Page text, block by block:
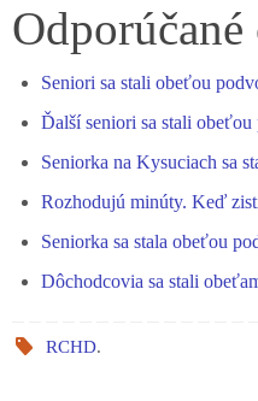
bo
ok
se
er
ts
pp
gr
m
Seniori sa stali obeťou
Ďalší seniori sa stali
Seniorka na Kysuciach sa
Rozhodujú minúty. Keď
Seniorka sa stala obeťou
Dôchodcovia sa stali
RCHD.